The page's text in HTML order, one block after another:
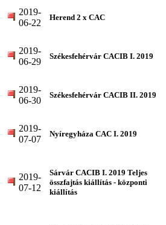
2019-
06-22
Herend 2 x CAC
2019-
06-29
Székesfehérvár CACIB I. 2019
2019-
06-30
Székesfehérvár CACIB II. 2019
2019-
07-07
Nyíregyháza CAC I. 2019
2019-
07-12
Sárvár CACIB I. 2019 Teljes
összfajtás kiállítás - központi
kiállítás